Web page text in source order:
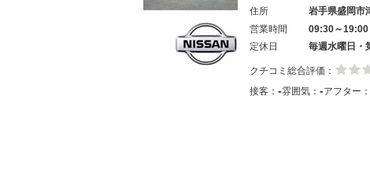
住所
岩手県盛岡市
営業時間
09:30～19:00
定休日
毎週水曜日
クチコミ総合評価：
接客： -雰囲気： -アフター：